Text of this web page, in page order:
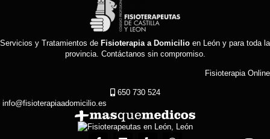
Servicios y Tratamientos de Fisioterapia a Domicilio en León y para toda la
provincia. Contáctanos sin compromiso.
Fisioterapia Online
650 730 524
info@fisioterapiaadomicilio.es